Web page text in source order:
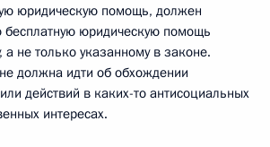
юридическую помощь, должен
бесплатную юридическую помощь
а не только указанному в законе.
должна идти об обхождении
действий в каких-то антисоциальных
интересах.